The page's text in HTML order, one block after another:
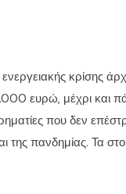
κρίσης
ευρώ, μέχρι και
που δεν
της πανδημίας. Τα